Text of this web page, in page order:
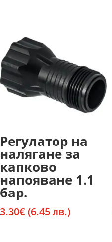
Регулатор на
налягане за
капково
напояване 1.1
бар.
3.30€ (6.45 лв.)